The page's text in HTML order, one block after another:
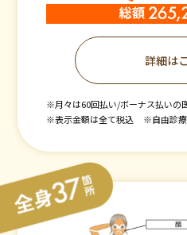
詳細は
※月々は60回払い/ボーナス払いの
※表示金額は全て税込
※自由診